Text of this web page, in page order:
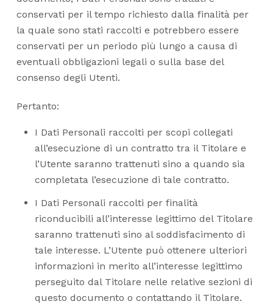
conservati per il tempo richiesto dalla finalità per
la quale sono stati raccolti e potrebbero essere
conservati per un periodo più lungo a causa di
eventuali obbligazioni legali o sulla base del
consenso degli Utenti.
Pertanto:
I Dati Personali raccolti per scopi collegati
all’esecuzione di un contratto tra il Titolare e
l’Utente saranno trattenuti sino a quando sia
completata l’esecuzione di tale contratto.
I Dati Personali raccolti per finalità
riconducibili all’interesse legittimo del Titolare
saranno trattenuti sino al soddisfacimento di
tale interesse. L’Utente può ottenere ulteriori
informazioni in merito all’interesse legittimo
perseguito dal Titolare nelle relative sezioni di
questo documento o contattando il Titolare.